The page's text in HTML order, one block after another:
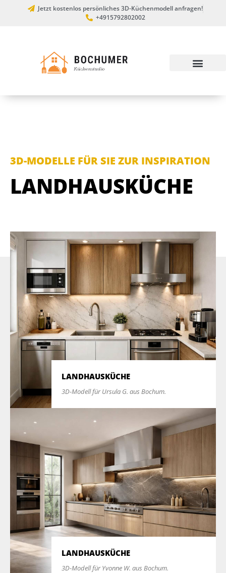
Jetzt kostenlos persönliches 3D-Küchenmodell anfragen!
+4915792802002
3D-MODELLE FÜR SIE ZUR INSPIRATION
LANDHAUSKÜCHE
LANDHAUSKÜCHE
3D-Modell für Ursula G. aus Bochum.
LANDHAUSKÜCHE
3D-Modell für Yvonne W. aus Bochum.